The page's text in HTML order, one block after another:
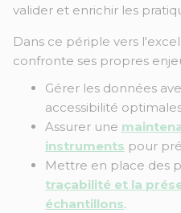
valider et enrichir les
Dans ce périple vers
confronte ses propres
Gérer les données
accessibilité
Assurer une
instruments pour
Mettre en place des
traçabilité et la
échantillons.